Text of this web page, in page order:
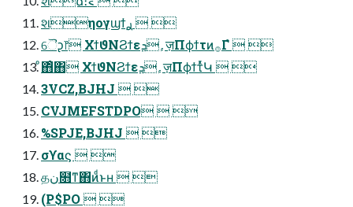
શηογϣϯ࣮ࢪ  
ୈᶗ෦ ΧϯϑΝϨϯεܕ ٕज़Πϕϯτͷ࡞Γํ  
ͦ΋ͦ΋ ΧϯϑΝϨϯεܕ ٕज़ΠϕϯτͬͯԿ  
3VCZ,BJHJ  
CVJMEFSTDPO  
%SPJE,BJHJ  
σϒαϛ  
தن໛ͳ΋ͷͩͱʜ  
(P$PO  